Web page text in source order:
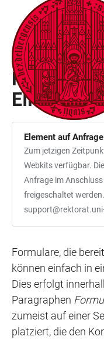
LINKS
ZUR
ZUM
HAUPTINHALT
HAUPTNAVIGATION
ÖFFNEN
WEBSEITENSUCHE
ÖFFNEN
WEBKIT PARAGRAPH
EINFÜGEN
Element auf
Zum jetzigen
Webkits verfügbar.
Anfrage im
freigeschaltet
Formulare, die
können einfach in
Dies erfolgt
Paragraphen
zumeist auf einer
platziert, die den